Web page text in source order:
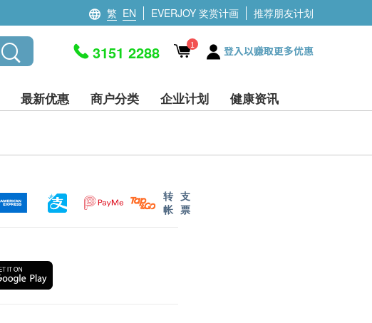
繁 EN EVERJOY 奖赏计画 推荐朋友计划
3151 2288 1 登入以赚取更多优惠
最新优惠 商户分类 企业计划 健康资讯
转
帐
支
票